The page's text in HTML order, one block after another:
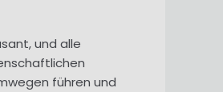
und alle
führen und